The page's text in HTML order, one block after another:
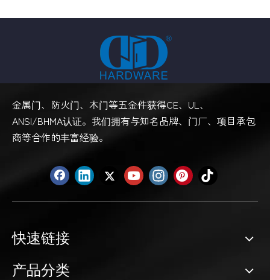
金属门、防火门、木门等五金件获得CE、UL、
ANSI/BHMA认证。我们拥有与知名品牌、门厂、项目承包
商等合作的丰富经验。
快速链接
产品分类